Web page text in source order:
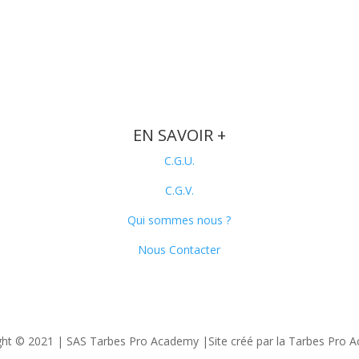
EN SAVOIR +
C.G.U.
C.G.V.
Qui sommes nous ?
Nous Contacter
© 2021 | SAS Tarbes Pro Academy |Site créé par la Tarbes Pro